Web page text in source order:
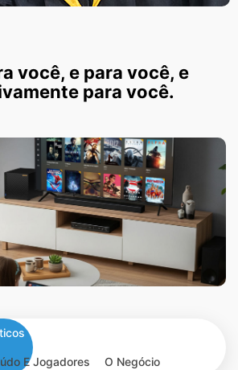
você, e para você, e
para você.
E Jogadores O Negócio